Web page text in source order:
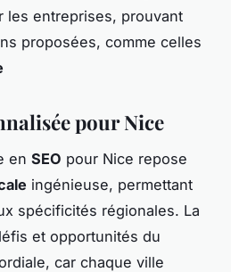
les entreprises, prouvant
proposées, comme celles
pour Nice
en SEO pour Nice repose
ingénieuse, permettant
spécificités régionales. La
et opportunités du
car chaque ville